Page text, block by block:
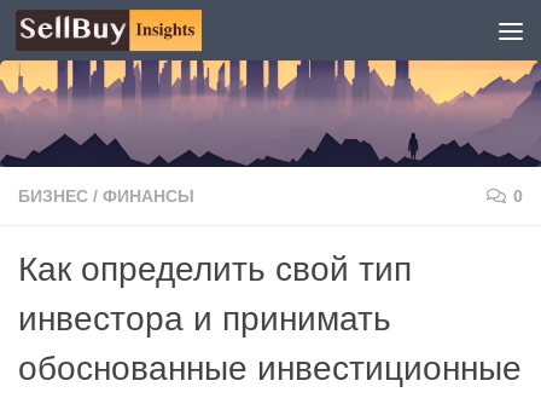
Перейти к содержимому
БИЗНЕС / ФИНАНСЫ 0
Как определить свой тип
инвестора и принимать
обоснованные инвестиционные